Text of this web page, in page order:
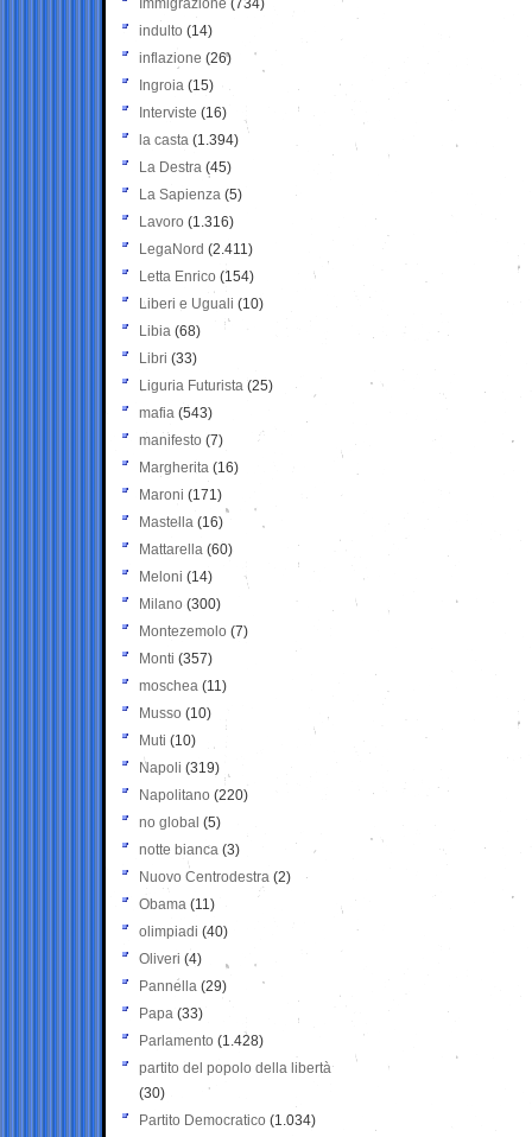
Immigrazione (734)
indulto (14)
inflazione (26)
Ingroia (15)
Interviste (16)
la casta (1.394)
La Destra (45)
La Sapienza (5)
Lavoro (1.316)
LegaNord (2.411)
Letta Enrico (154)
Liberi e Uguali (10)
Libia (68)
Libri (33)
Liguria Futurista (25)
mafia (543)
manifesto (7)
Margherita (16)
Maroni (171)
Mastella (16)
Mattarella (60)
Meloni (14)
Milano (300)
Montezemolo (7)
Monti (357)
moschea (11)
Musso (10)
Muti (10)
Napoli (319)
Napolitano (220)
no global (5)
notte bianca (3)
Nuovo Centrodestra (2)
Obama (11)
olimpiadi (40)
Oliveri (4)
Pannella (29)
Papa (33)
Parlamento (1.428)
partito del popolo della libertà
(30)
Partito Democratico (1.034)